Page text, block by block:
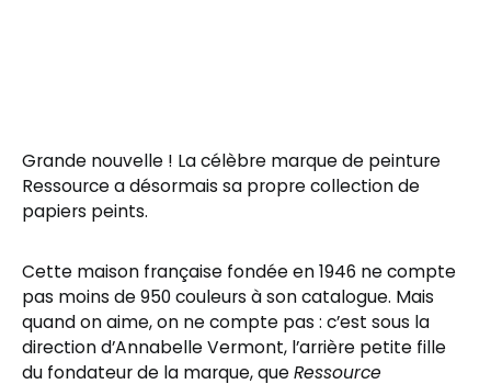
Grande nouvelle ! La célèbre marque de peinture
Ressource a désormais sa propre collection de
papiers peints.
Cette maison française fondée en 1946 ne compte
pas moins de 950 couleurs à son catalogue. Mais
quand on aime, on ne compte pas : c’est sous la
direction d’Annabelle Vermont, l’arrière petite fille
du fondateur de la marque, queRessource